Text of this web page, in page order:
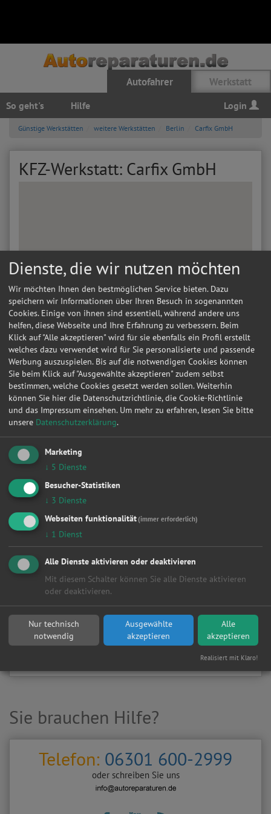
Autofahrer Werkstatt
So geht's Hilfe Login
Günstige Werkstätten weitere Werkstätten Berlin Carfix GmbH
KFZ-Werkstatt: Carfix GmbH
Kontakt
Carfix GmbH
Darwinstr. 1-5
10589
Berlin
Autowerkstatt
Kundenanfragen erhalten?
▶ Werkstatt aktivieren
Sie möchten aufAutoreparaturen.dean dieseKFZ-Werkstatt
eine kostenlose und unverbindliche Reparaturanfrage
stellen?
Werkstattanfrage stellen
Sie brauchen Hilfe?
Telefon: 06301 600-2999
oder schreiben Sie uns
Dienste, die wir nutzen möchten
Wir möchten Ihnen den bestmöglichen Service bieten. Dazu
speichern wir Informationen über Ihren Besuch in sogenannten
Cookies. Einige von ihnen sind essentiell, während andere uns
helfen, diese Webseite und Ihre Erfahrung zu verbessern. Beim
Klick auf "Alle akzeptieren" wird für sie ebenfalls ein Profil erstellt
welches dazu verwendet wird für Sie personalisierte und passende
Werbung auszuspielen. Bis auf die notwendigen Cookies können
Sie beim Klick auf "Ausgewählte akzeptieren" zudem selbst
bestimmen, welche Cookies gesetzt werden sollen. Weiterhin
können Sie hier die Datenschutzrichtlinie, die Cookie-Richtlinie
und das Impressum einsehen. Um mehr zu erfahren, lesen Sie bitte
unsere Datenschutzerklärung.
Marketing
↓ 5 Dienste
Besucher-Statistiken
↓ 3 Dienste
Webseiten funktionalität(immer erforderlich)
↓ 1 Dienst
Alle Dienste aktivieren oder deaktivieren
Mit diesem Schalter können Sie alle Dienste aktivieren
oder deaktivieren.
Nur technisch
notwendig
Ausgewählte
akzeptieren
Alle
akzeptieren
Realisiert mit Klaro!